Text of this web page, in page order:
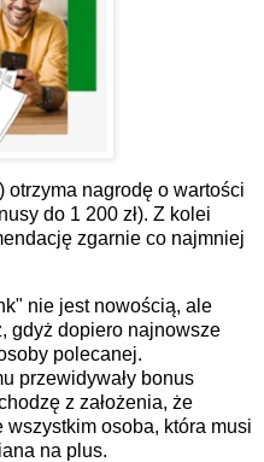
nagrodę o wartości
do 1 200 zł). Z kolei
zgarnie co najmniej
nie jest nowością, ale
gdyż dopiero najnowsze
polecanej.
przewidywały bonus
z założenia, że
osoba, która musi
na plus.